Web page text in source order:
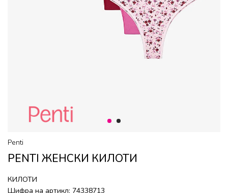
1 2
Penti
PENTI ЖЕНСКИ КИЛОТИ
КИЛОТИ
Шифра на артикл: 74338713